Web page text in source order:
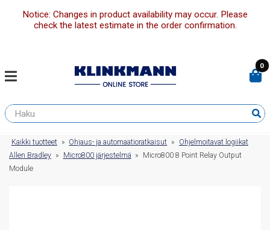
Notice: Changes in product availability may occur. Please
check the latest estimate in the order confirmation.
0
Kaikki tuotteet » Ohjaus- ja automaatioratkaisut »
Ohjelmoitavat logiikat
Allen Bradley » Micro800 järjestelmä »
Micro800 8 Point Relay Output
Module